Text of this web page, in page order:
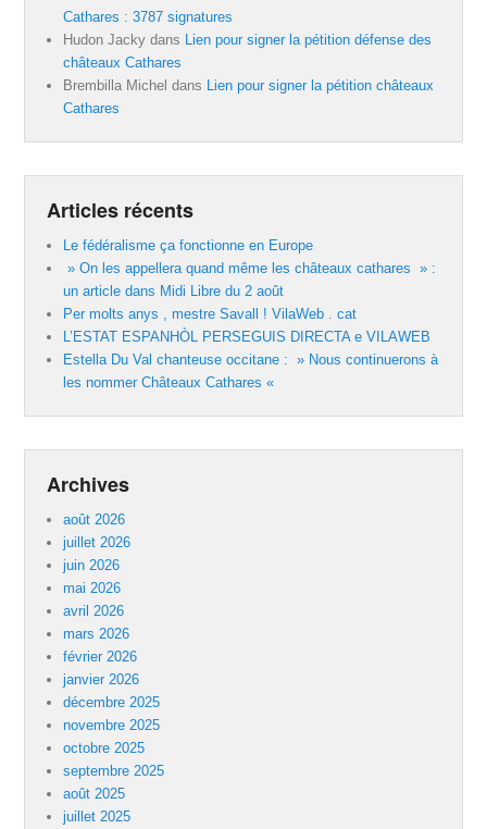
Cathares : 3787 signatures
Hudon Jacky dans Lien pour signer la pétition défense des
châteaux Cathares
Brembilla Michel dans Lien pour signer la pétition châteaux
Cathares
Articles récents
Le fédéralisme ça fonctionne en Europe
» On les appellera quand même les châteaux cathares » :
un article dans Midi Libre du 2 août
Per molts anys , mestre Savall ! VilaWeb . cat
L’ESTAT ESPANHÒL PERSEGUIS DIRECTA e VILAWEB
Estella Du Val chanteuse occitane : » Nous continuerons à
les nommer Châteaux Cathares «
Archives
août 2026
juillet 2026
juin 2026
mai 2026
avril 2026
mars 2026
février 2026
janvier 2026
décembre 2025
novembre 2025
octobre 2025
septembre 2025
août 2025
juillet 2025